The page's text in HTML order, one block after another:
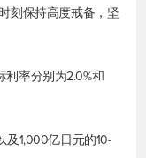
刻保持高度戒备，坚
利率分别为2.0%和
及1,000亿日元的10-